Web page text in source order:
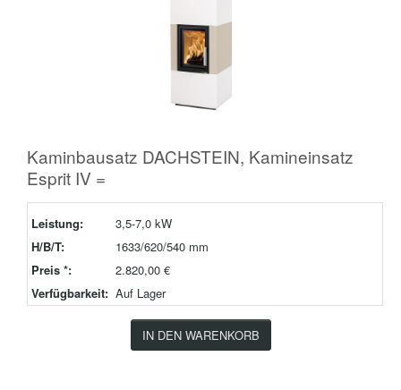
Kaminbausatz DACHSTEIN, Kamineinsatz
Esprit IV =
Leistung:
3,5-7,0 kW
H/B/T:
1633/620/540 mm
Preis *:
2.820,00 €
Verfügbarkeit: Auf Lager
IN DEN WARENKORB